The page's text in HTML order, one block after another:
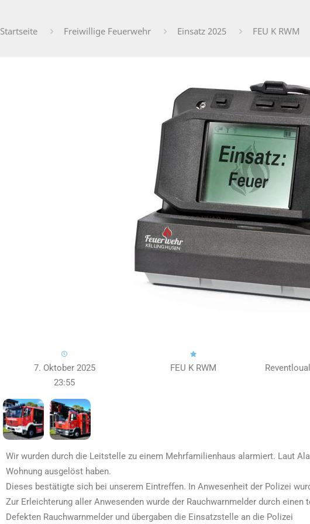
Startseite Freiwillige Feuerwehr Einsatz 2025 FEU K RWM
7. Oktober 2025
23:55
FEU K RWM
Wir wurden durch die Leitstelle zu einem Mehrfamilienhaus alarmiert. Laut
Wohnung ausgelöst haben.
Dieses bestätigte sich bei unserem Eintreffen. In Anwesenheit der Polizei
Zur Erleichterung aller Anwesenden wurde der Rauchwarnmelder durch
Defekten Rauchwarnmelder und übergaben die Einsatzstelle an die Polizei